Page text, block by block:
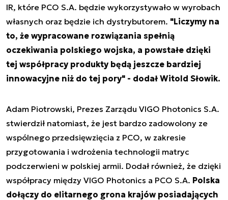
IR, które PCO S.A. będzie wykorzystywało w wyrobach
własnych oraz będzie ich dystrybutorem. "Liczymy na
to, że wypracowane rozwiązania spełnią
oczekiwania polskiego wojska, a powstałe dzięki
tej współpracy produkty będą jeszcze bardziej
innowacyjne niż do tej pory" - dodał Witold Słowik.
Adam Piotrowski, Prezes Zarządu VIGO Photonics S.A.
stwierdził natomiast, że jest bardzo zadowolony ze
wspólnego przedsięwzięcia z PCO, w zakresie
przygotowania i wdrożenia technologii matryc
podczerwieni w polskiej armii. Dodał również, że dzięki
współpracy między VIGO Photonics a PCO S.A. Polska
dołączy do elitarnego grona krajów posiadających